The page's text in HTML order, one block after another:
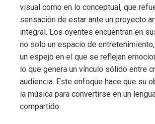
visual como en lo conceptual, que
sensación de estar ante un proyecto
integral. Los oyentes encuentran en
no solo un espacio de
un espejo en el que se reflejan
lo que genera un vínculo sólido entre
audiencia. Este enfoque hace que su
la música para convertirse en un
compartido.